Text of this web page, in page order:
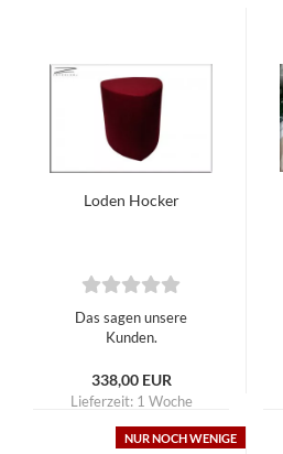
Loden Hocker
Das sagen unsere
Kunden.
338,00 EUR
Lieferzeit: 1 Woche
NUR NOCH WENIGE